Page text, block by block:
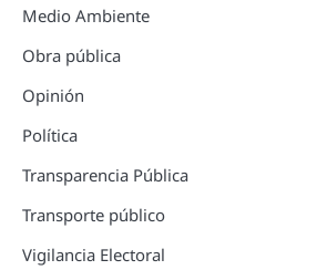
Medio Ambiente
Obra pública
Opinión
Política
Transparencia Pública
Transporte público
Vigilancia Electoral